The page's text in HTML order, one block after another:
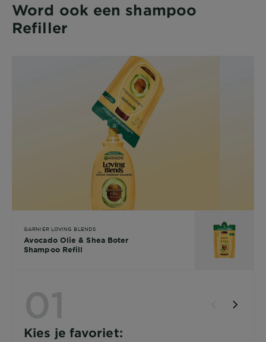
Word ook een shampoo
Refiller​
Kies je favoriet:
GARNIER LOVING BLENDS
Avocado Olie & Shea Boter
Shampoo Refill